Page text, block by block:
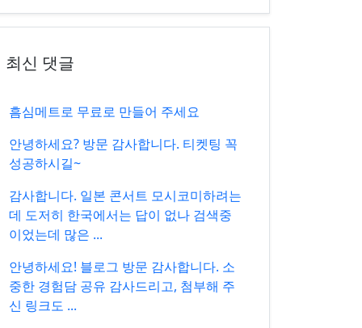
최신 댓글
흠심메트로 무료로 만들어 주세요
안녕하세요? 방문 감사합니다. 티켓팅 꼭
성공하시길~
감사합니다. 일본 콘서트 모시코미하려는
데 도저히 한국에서는 답이 없나 검색중
이었는데 많은 ...
안녕하세요! 블로그 방문 감사합니다. 소
중한 경험담 공유 감사드리고, 첨부해 주
신 링크도 ...